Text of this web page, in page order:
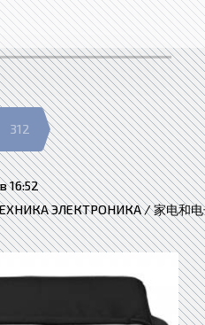
312
16:52
ЭЛЕКТРОНИКА / 家电和电子 /